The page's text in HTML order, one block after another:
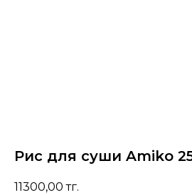
Рис для суши Amiko
11300,00 тг.